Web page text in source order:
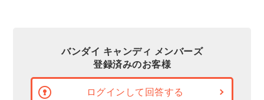
バンダイ キャンディ メンバーズ
登録済みのお客様
ログインして回答する